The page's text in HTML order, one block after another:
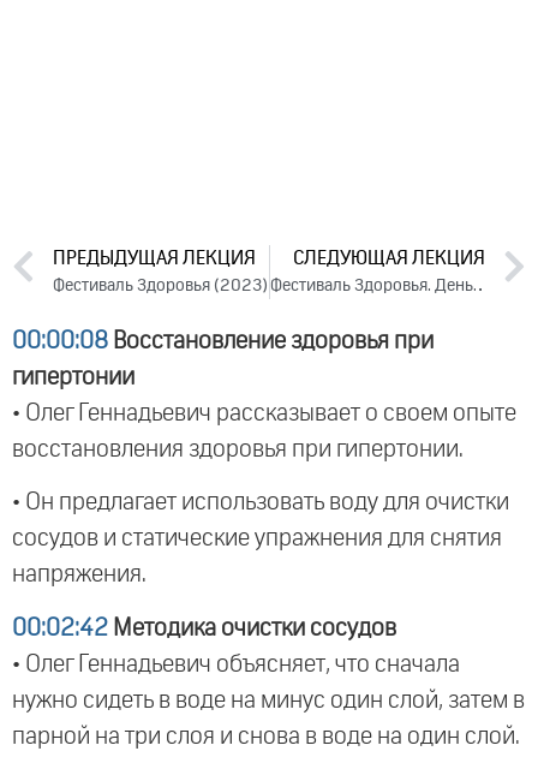
ПРЕДЫДУЩАЯ ЛЕКЦИЯ
Фестиваль Здоровья (2023)
СЛЕДУЮЩАЯ ЛЕКЦИЯ
Фестиваль Здоровья. День 2. Часть 2 (2023)
00:00:08 Восстановление здоровья при
гипертонии
• Олег Геннадьевич рассказывает о своем опыте
восстановления здоровья при гипертонии.
• Он предлагает использовать воду для очистки
сосудов и статические упражнения для снятия
напряжения.
00:02:42 Методика очистки сосудов
• Олег Геннадьевич объясняет, что сначала
нужно сидеть в воде на минус один слой, затем в
парной на три слоя и снова в воде на один слой.